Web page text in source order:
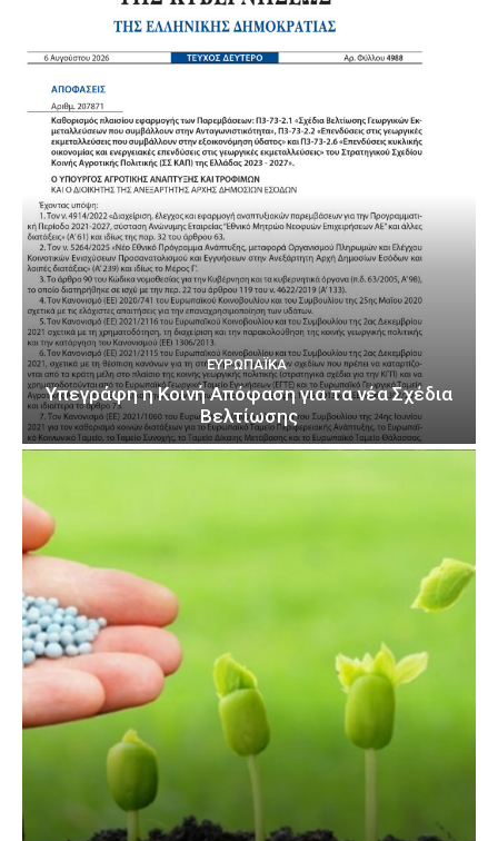
ΕΥΡΩΠΑΪΚΆ
Υπεγράφη η Κοινή Απόφαση για τα νέα Σχέδια
Βελτίωσης